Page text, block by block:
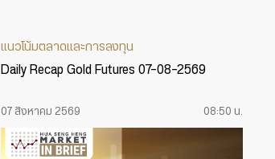
แนวโน้มตลาดและการลงทุน
Daily Recap Gold Futures 07-08-2569
07 สิงหาคม 2569 08:50 น.